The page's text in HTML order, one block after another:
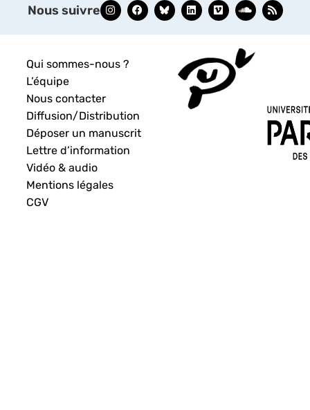
Nous suivre
Qui sommes-nous ?
L’équipe
Nous contacter
Diffusion/Distribution
Déposer un manuscrit
Lettre d’information
Vidéo & audio
Mentions légales
CGV